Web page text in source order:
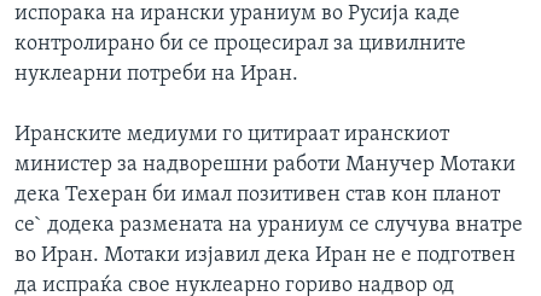
испорака на ирански ураниум во Русија каде
контролирано би се процесирал за цивилните
нуклеарни потреби на Иран.
Иранските медиуми го цитираат иранскиот
министер за надворешни работи Манучер Мотаки
дека Техеран би имал позитивен став кон планот
се` додека размената на ураниум се случува внатре
во Иран. Мотаки изјавил дека Иран не е подготвен
да испраќа свое нуклеарно гориво надвор од